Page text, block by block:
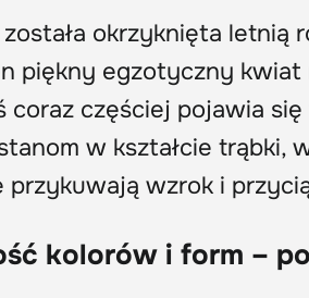
okrzyknięta letnią
piękny egzotyczny kwiat
coraz częściej pojawia
w kształcie trąbki,
wzrok i
kolorów i form –